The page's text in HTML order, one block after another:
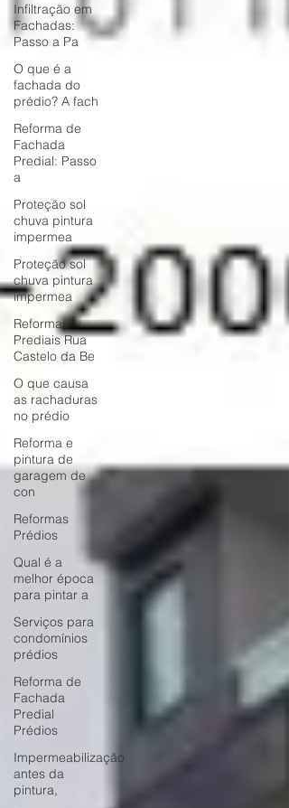
Infiltração em
Fachadas:
Passo a Pa
O que é a
fachada do
prédio? A fach
Reforma de
Fachada
Predial: Passo
a
Proteção sol
chuva pintura
impermea
Proteção sol
chuva pintura
impermea
Reformas
Prediais Rua
Castelo da Be
O que causa
as rachaduras
no prédio
Reforma e
pintura de
garagem de
con
Reformas
Prédios
Qual é a
melhor época
para pintar a
Serviços para
condomínios
prédios
Reforma de
Fachada
Predial
Prédios
Impermeabilização
antes da
pintura,